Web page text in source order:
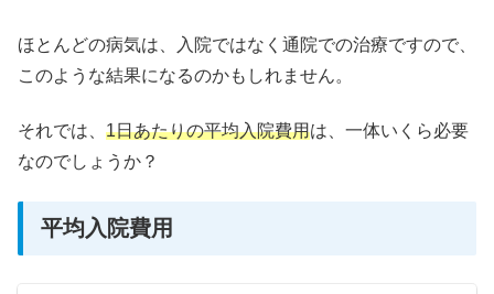
ほとんどの病気は、入院ではなく通院での治療ですので、
このような結果になるのかもしれません。
それでは、 1日あたりの平均入院費用は、一体いくら必要
なのでしょうか？
平均入院費用